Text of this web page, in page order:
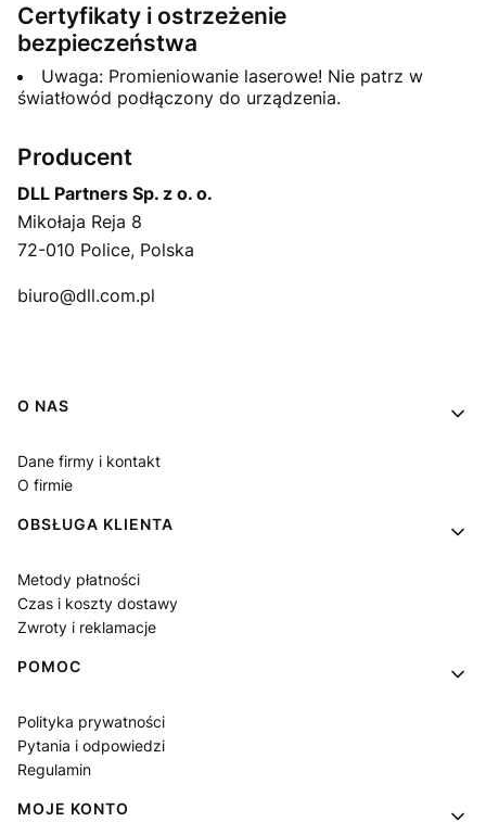
Certyfikaty i ostrzeżenie
bezpieczeństwa
Uwaga: Promieniowanie laserowe! Nie patrz w
światłowód podłączony do urządzenia.
Producent
DLL Partners Sp. z o. o.
Mikołaja Reja 8
72-010 Police, Polska
biuro@dll.com.pl
Linki w stopce
O NAS
Dane firmy i kontakt
O firmie
OBSŁUGA KLIENTA
Metody płatności
Czas i koszty dostawy
Zwroty i reklamacje
POMOC
Polityka prywatności
Pytania i odpowiedzi
Regulamin
MOJE KONTO